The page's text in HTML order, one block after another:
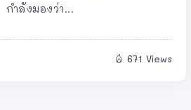
กำลังมองว่า...
671 Views